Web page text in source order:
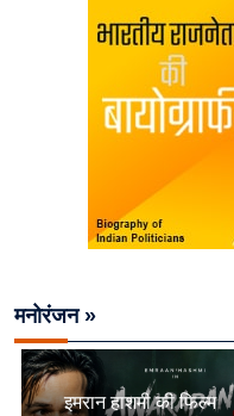
मनोरंजन »
इमरान हाशमी की फिल्म